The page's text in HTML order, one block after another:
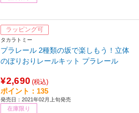
ラッピング可
タカラトミー
プラレール 2種類の坂で楽しもう！立体
のぼりおりレールキット プラレール
¥2,690 (税込)
ポイント：135
発売日：2021年02月上旬発売
在庫限り